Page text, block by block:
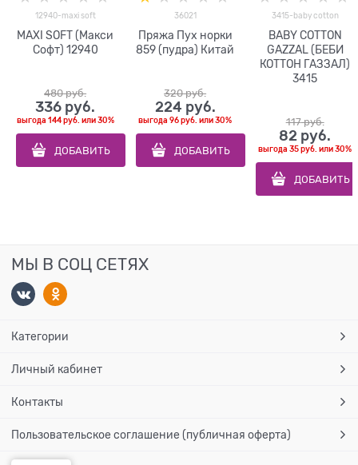
12940-maxi soft
MAXI SOFT (Макси
Софт) 12940
480 руб.
336 руб.
выгода 144 руб. или30%
ДОБАВИТЬ
36021
Пряжа Пух норки
859 (пудра) Китай
320 руб.
224 руб.
выгода96 руб. или30%
ДОБАВИТЬ
3415-baby cotton
BABY COTTON
GAZZAL (БЕБИ
КОТТОН ГАЗЗАЛ)
3415
117 руб.
82 руб.
выгода35 руб. или30%
ДОБАВИТЬ
МЫ В СОЦ СЕТЯХ
Категории
Личный кабинет
Контакты
Пользовательское соглашение (публичная оферта)